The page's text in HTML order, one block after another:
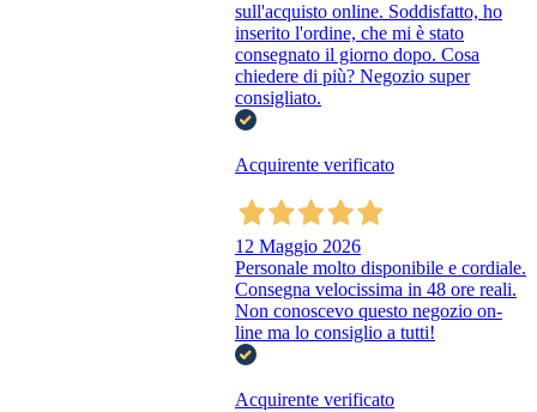
sull'acquisto online. Soddisfatto, ho
inserito l'ordine, che mi è stato
consegnato il giorno dopo. Cosa
chiedere di più? Negozio super
consigliato.
Acquirente verificato
12 Maggio 2026
Personale molto disponibile e cordiale.
Consegna velocissima in 48 ore reali.
Non conoscevo questo negozio on-
line ma lo consiglio a tutti!
Acquirente verificato